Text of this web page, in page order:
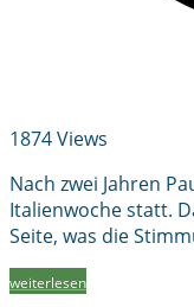
1874 Views
Nach zwei Jahren
Italienwoche statt.
Seite, was die
weiterlesen